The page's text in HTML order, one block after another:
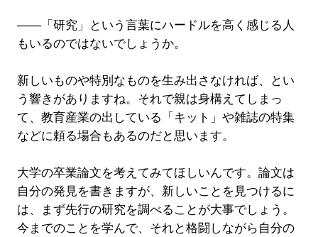
――「研究」という言葉にハードルを高く感じる人
もいるのではないでしょうか。
新しいものや特別なものを生み出さなければ、とい
う響きがありますね。それで親は身構えてしまっ
て、教育産業の出している「キット」や雑誌の特集
などに頼る場合もあるのだと思います。
大学の卒業論文を考えてみてほしいんです。論文は
自分の発見を書きますが、新しいことを見つけるに
は、まず先行の研究を調べることが大事でしょう。
今までのことを学んで、それと格闘しながら自分の